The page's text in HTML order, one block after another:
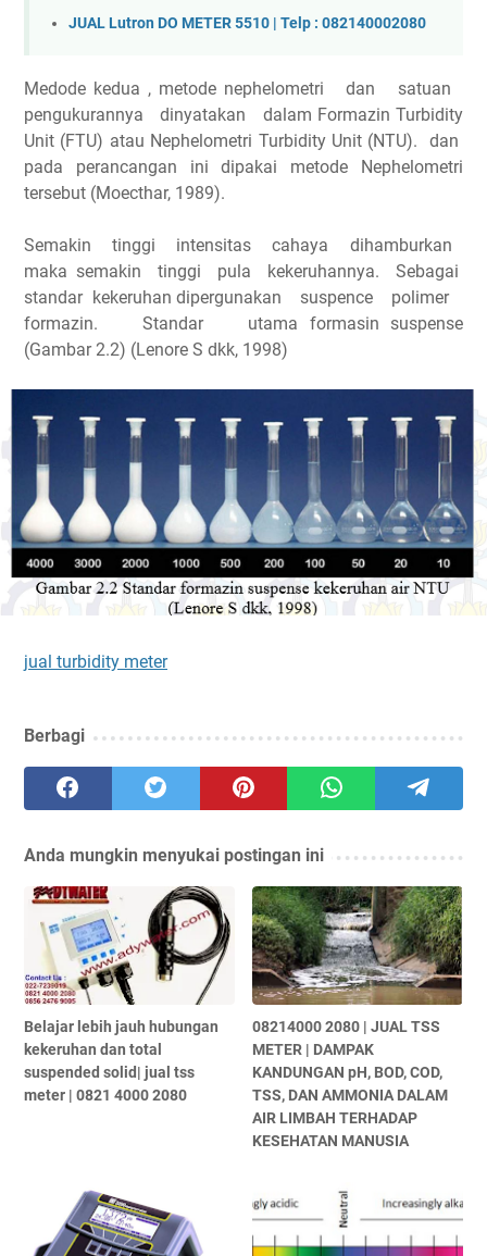
JUAL Lutron DO METER 5510 | Telp : 082140002080
Medode kedua , metode nephelometri dan satuan
pengukurannya dinyatakan dalam Formazin Turbidity
Unit (FTU) atau Nephelometri Turbidity Unit (NTU). dan
pada perancangan ini dipakai metode Nephelometri
tersebut (Moecthar, 1989).
Semakin tinggi intensitas cahaya dihamburkan
maka semakin tinggi pula kekeruhannya. Sebagai
standar kekeruhan dipergunakan suspence polimer
formazin. Standar utama formasin suspense
(Gambar 2.2) (Lenore S dkk, 1998)
jual turbidity meter
Berbagi
Anda mungkin menyukai postingan ini
Belajar lebih jauh hubungan
kekeruhan dan total
suspended solid| jual tss
meter | 0821 4000 2080
08214000 2080 | JUAL TSS
METER | DAMPAK
KANDUNGAN pH, BOD, COD,
TSS, DAN AMMONIA DALAM
AIR LIMBAH TERHADAP
KESEHATAN MANUSIA